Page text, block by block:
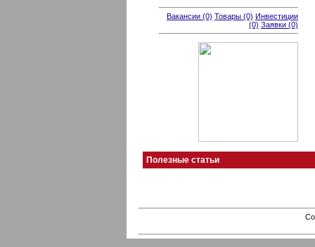
Вакансии (0) Товары (0) Инвестиции
(0) Заявки (0)
Полезные статьи